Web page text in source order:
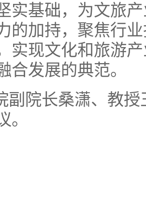
实基础，为文旅
的加持，聚焦行
实现文化和旅游
合发展的典范。
副院长桑潇、教
。